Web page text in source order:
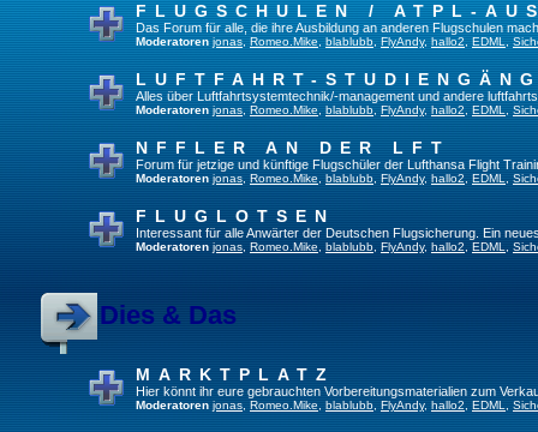
FLUGSCHULEN / ATPL-
Das Forum für alle, die ihre Ausbildung an anderen Flugschulen
Moderatoren jonas Romeo.Mike blablubb FlyAndy, hallo2 EDML
LUFTFAHRT-
Alles über Luftfahrtsystemtechnik/-management und andere
Moderatoren jonas Romeo.Mike blablubb FlyAndy, hallo2 EDML
NFFLER AN DER LFT
Forum für jetzige und künftige Flugschüler der Lufthansa Flight
Moderatoren jonas Romeo.Mike blablubb FlyAndy, hallo2 EDML
FLUGLOTSEN
Interessant für alle Anwärter der Deutschen Flugsicherung. Ein
Moderatoren jonas Romeo.Mike blablubb FlyAndy, hallo2 EDML
Dies & Das
MARKTPLATZ
Hier könnt ihr eure gebrauchten Vorbereitungsmaterialien zum
Moderatoren jonas Romeo.Mike blablubb FlyAndy, hallo2 EDML